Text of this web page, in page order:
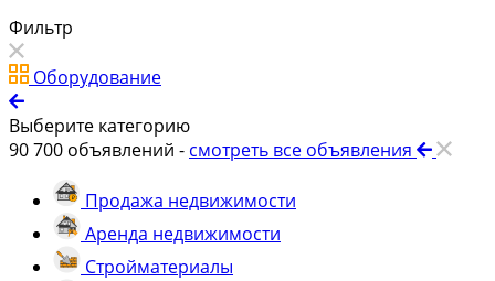
Фильтр
Оборудование
Выберите категорию
90 700 объявлений - смотреть все объявления
Продажа недвижимости
Аренда недвижимости
Стройматериалы